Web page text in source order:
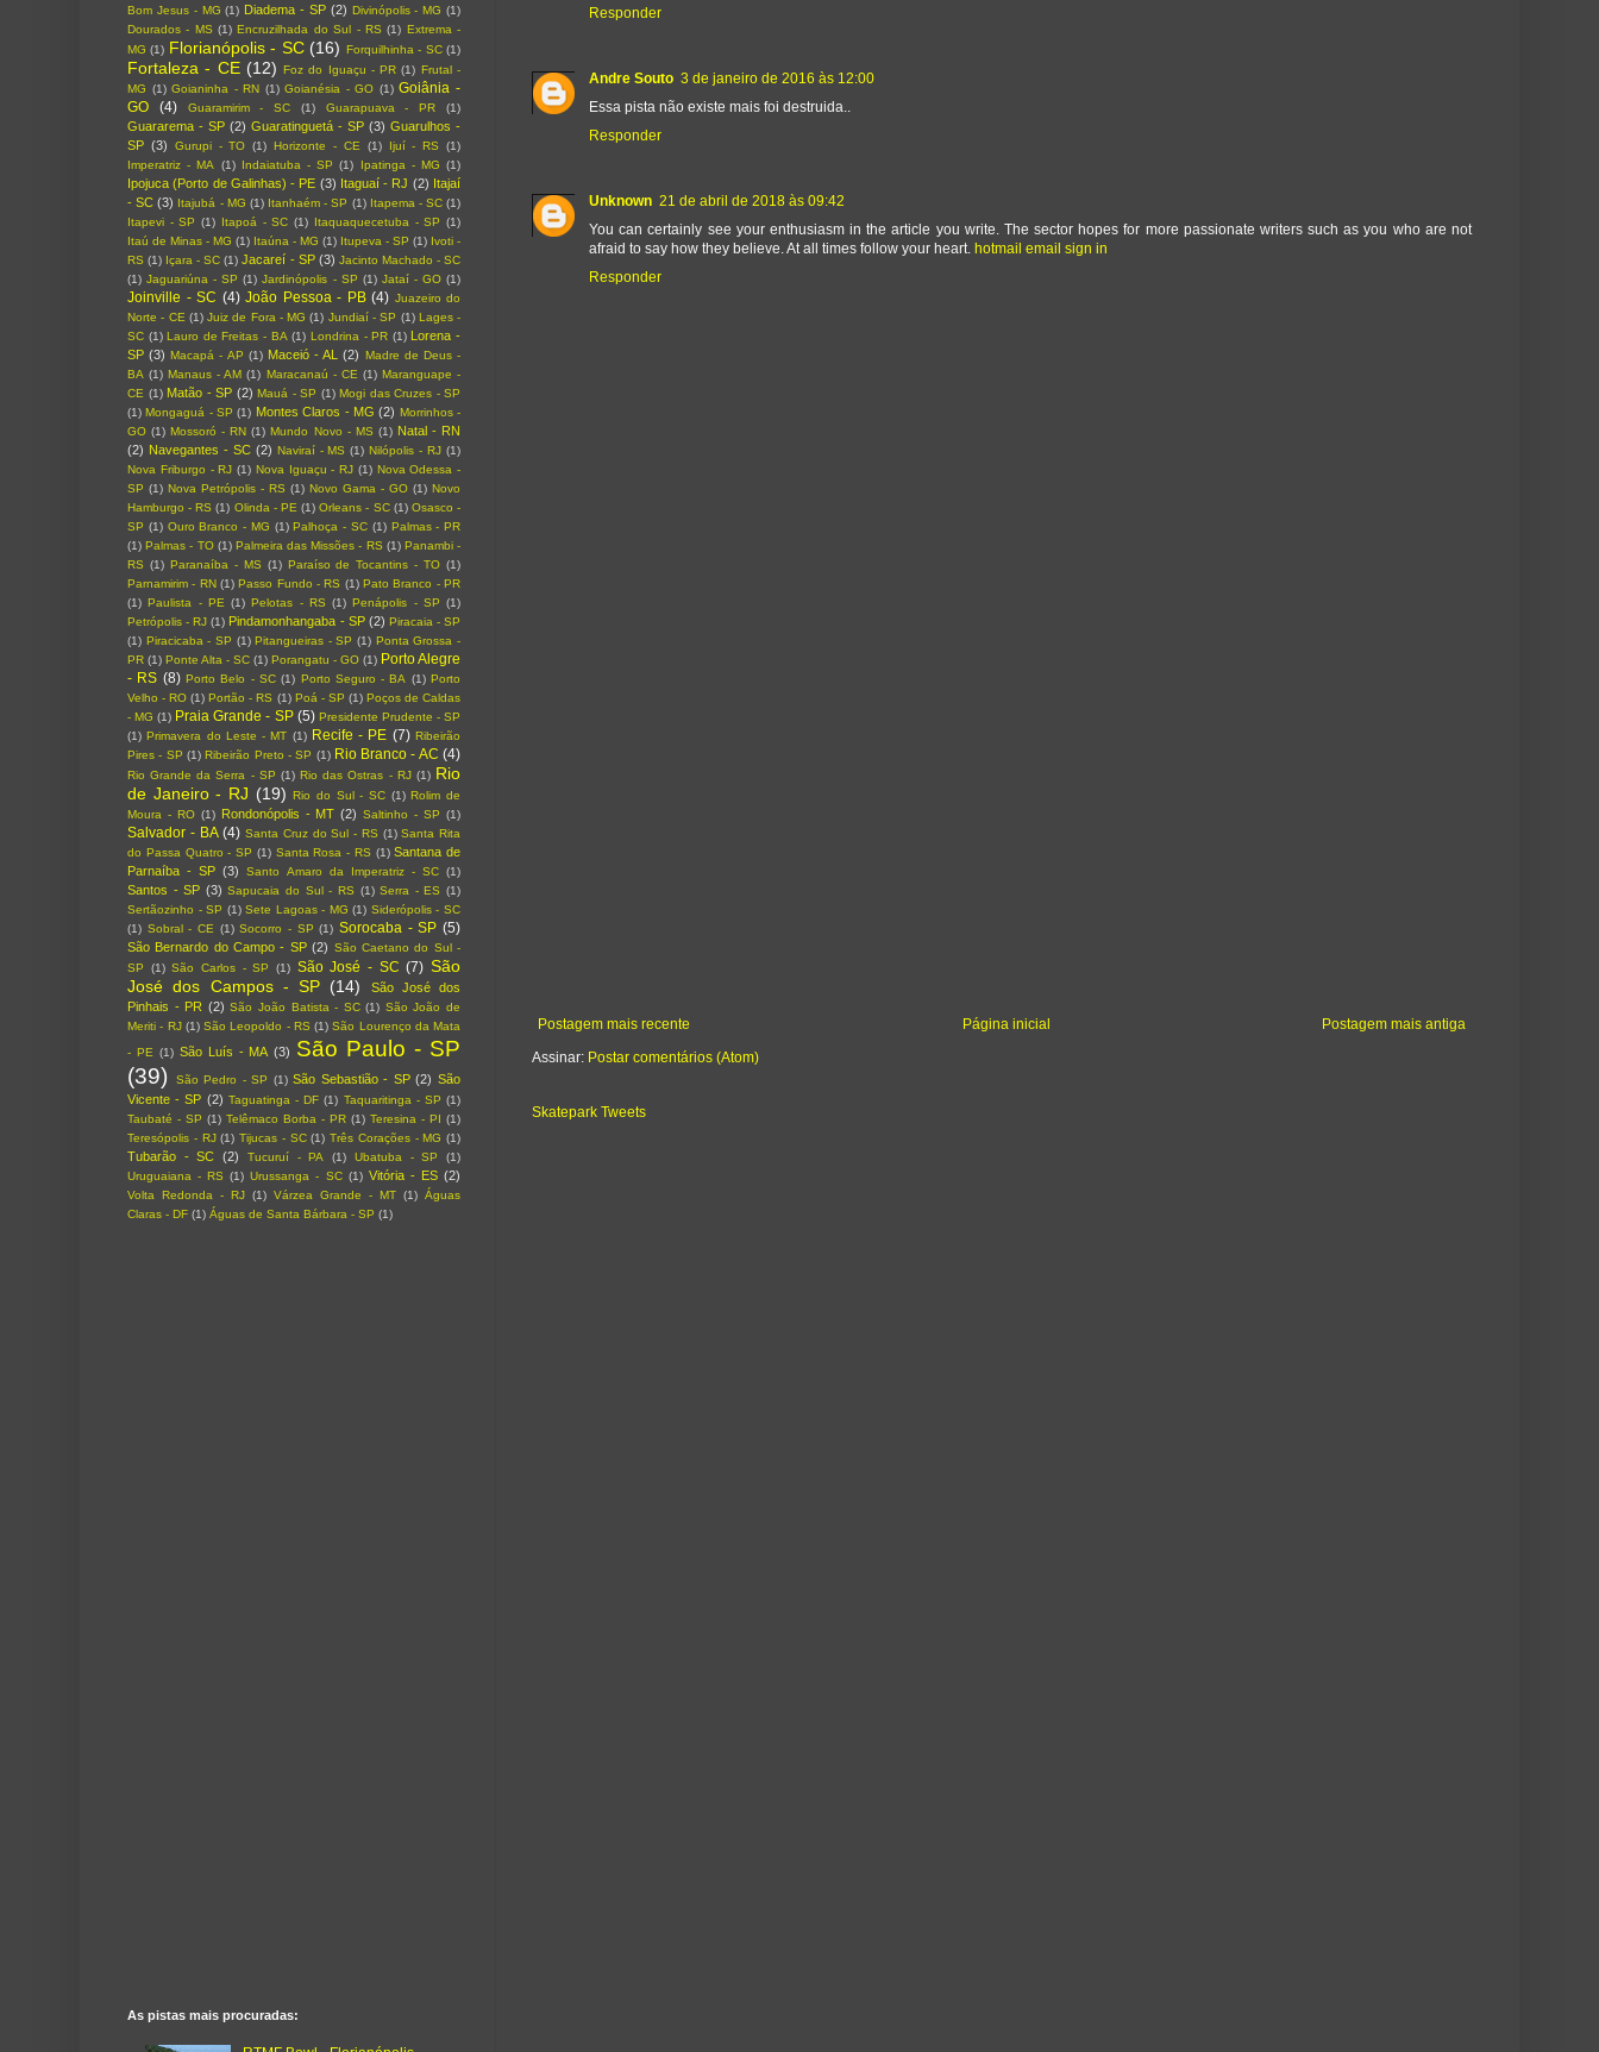
Responder
Andre Souto 3 de janeiro de 2016 às 12:00
Essa pista não existe mais foi destruida..
Responder
Unknown 21 de abril de 2018 às 09:42
You can certainly see your enthusiasm in the article you write. The sector hopes for more passionate writers such as you who are not
afraid to say how they believe. At all times follow your heart. hotmail email sign in
Responder
Postagem mais recente Postagem mais antiga
Página inicial
Assinar: Postar comentários (Atom)
Skatepark Tweets
Bom Jesus - MG (1) Diadema - SP (2) Divinópolis - MG (1)
Dourados - MS (1) Encruzilhada do Sul - RS (1) Extrema -
MG (1) Florianópolis - SC (16) Forquilhinha - SC (1)
Fortaleza - CE (12) Foz do Iguaçu - PR (1) Frutal -
MG (1) Goianinha - RN (1) Goianésia - GO (1) Goiânia -
GO
(4) Guaramirim - SC (1) Guarapuava - PR (1)
Guararema - SP (2) Guaratinguetá - SP (3) Guarulhos -
SP (3) Gurupi - TO (1) Horizonte - CE (1) Ijuí - RS
(1)
Imperatriz - MA
(1) Indaiatuba - SP (1) Ipatinga - MG (1)
Ipojuca (Porto de Galinhas) - PE (3) Itaguaí - RJ (2) Itajaí
- SC (3) Itajubá - MG (1) Itanhaém - SP (1) Itapema - SC (1)
Itapevi - SP (1) Itapoá - SC (1) Itaquaquecetuba - SP (1)
Itaú de Minas - MG (1) Itaúna - MG (1) Itupeva - SP (1) Ivoti -
RS (1) Içara - SC (1) Jacareí - SP (3) Jacinto Machado - SC
(1) Jaguariúna - SP (1) Jardinópolis - SP (1) Jataí - GO (1)
Joinville - SC (4) João Pessoa - PB (4) Juazeiro do
Norte - CE (1) Juiz de Fora - MG (1) Jundiaí - SP (1) Lages -
SC (1) Lauro de Freitas - BA (1) Londrina - PR (1) Lorena -
SP (3) Macapá - AP (1) Maceió - AL (2) Madre de Deus -
BA (1) Manaus - AM (1) Maracanaú - CE (1) Maranguape -
CE (1) Matão - SP (2) Mauá - SP (1) Mogi das Cruzes - SP
(1) Mongaguá - SP (1) Montes Claros - MG (2) Morrinhos -
GO (1) Mossoró - RN (1) Mundo Novo - MS (1) Natal - RN
(2) Navegantes - SC (2) Naviraí - MS (1) Nilópolis - RJ (1)
Nova Friburgo - RJ (1) Nova Iguaçu - RJ (1) Nova Odessa -
SP (1) Nova Petrópolis - RS (1) Novo Gama - GO (1) Novo
Hamburgo - RS (1) Olinda - PE (1) Orleans - SC (1) Osasco -
SP (1) Ouro Branco - MG (1) Palhoça - SC (1) Palmas - PR
(1) Palmas - TO (1) Palmeira das Missões - RS (1) Panambi -
RS (1) Paranaíba - MS (1) Paraíso de Tocantins - TO (1)
Parnamirim - RN (1) Passo Fundo - RS (1) Pato Branco - PR
(1) Paulista - PE (1) Pelotas - RS (1) Penápolis - SP (1)
Petrópolis - RJ (1) Pindamonhangaba - SP (2) Piracaia - SP
(1) Piracicaba - SP (1) Pitangueiras - SP (1) Ponta Grossa -
PR (1) Ponte Alta - SC (1) Porangatu - GO (1) Porto Alegre
- RS (8) Porto Belo - SC (1) Porto Seguro - BA (1) Porto
Velho - RO (1) Portão - RS (1) Poá - SP (1) Poços de Caldas
- MG (1) Praia Grande - SP (5) Presidente Prudente - SP
(1) Primavera do Leste - MT (1) Recife - PE (7) Ribeirão
Pires - SP (1) Ribeirão Preto - SP (1) Rio Branco - AC (4)
Rio Grande da Serra - SP (1) Rio das Ostras - RJ (1) Rio
de Janeiro - RJ (19) Rio do Sul - SC (1) Rolim de
Moura - RO (1) Rondonópolis - MT (2) Saltinho - SP (1)
Salvador - BA (4) Santa Cruz do Sul - RS (1) Santa Rita
do Passa Quatro - SP (1) Santa Rosa - RS (1) Santana de
Parnaíba - SP (3) Santo Amaro da Imperatriz - SC (1)
Santos - SP (3) Sapucaia do Sul - RS (1) Serra - ES (1)
Sertãozinho - SP (1) Sete Lagoas - MG (1) Siderópolis - SC
(1) Sobral - CE (1) Socorro - SP (1) Sorocaba - SP (5)
São Bernardo do Campo - SP (2) São Caetano do Sul -
SP
(1) São Carlos - SP (1) São José - SC (7) São
José dos Campos - SP (14)
São José dos
Pinhais - PR (2) São João Batista - SC (1) São João de
Meriti - RJ (1) São Leopoldo - RS (1) São Lourenço da Mata
- PE (1) São Luís - MA (3) São Paulo - SP
(39)
São Pedro - SP (1) São Sebastião - SP (2) São
Vicente - SP (2) Taguatinga - DF (1) Taquaritinga - SP (1)
Taubaté - SP (1) Telêmaco Borba - PR (1) Teresina - PI (1)
Teresópolis - RJ (1) Tijucas - SC (1) Três Corações - MG (1)
Tubarão - SC (2) Tucuruí - PA (1) Ubatuba - SP
(1)
Uruguaiana - RS (1) Urussanga - SC (1) Vitória - ES (2)
Volta Redonda - RJ (1) Várzea Grande - MT (1) Águas
Claras - DF (1) Águas de Santa Bárbara - SP (1)
As pistas mais procuradas: